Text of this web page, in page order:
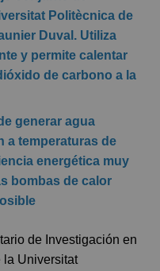
Politècnica de
Duval. Utiliza
y permite calentar
de carbono a la
generar agua
a temperaturas de
energética muy
bombas de calor
de Investigación en
la Universitat